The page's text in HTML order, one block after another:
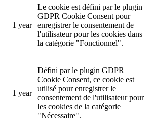
1 year
Le cookie est défini par le plugin
GDPR Cookie Consent pour
enregistrer le consentement de
l'utilisateur pour les cookies dans
la catégorie "Fonctionnel".
1 year
Défini par le plugin GDPR
Cookie Consent, ce cookie est
utilisé pour enregistrer le
consentement de l'utilisateur pour
les cookies de la catégorie
"Nécessaire".